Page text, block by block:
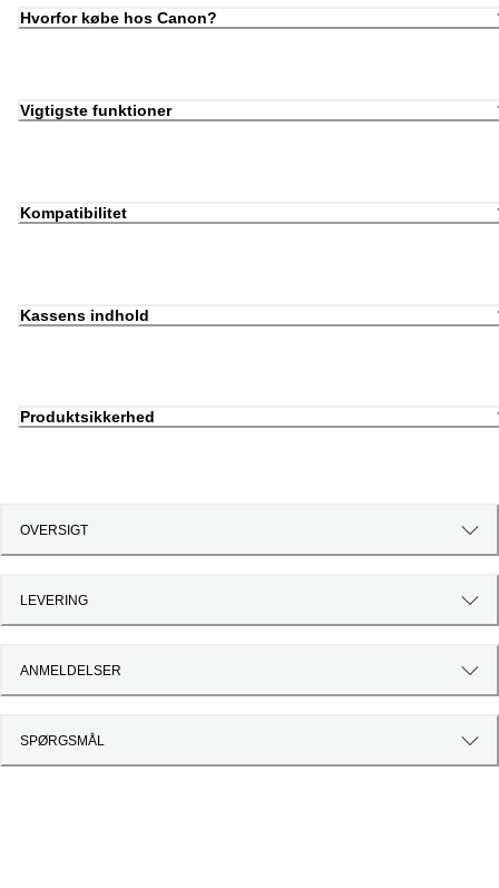
Hvorfor købe hos Canon?
Vigtigste funktioner
Kompatibilitet
Kassens indhold
Produktsikkerhed
OVERSIGT
LEVERING
ANMELDELSER
SPØRGSMÅL